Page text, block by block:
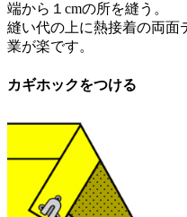
端から１cmの所を縫う。
縫い代の上に熱接着の両面
業が楽です。
カギホックをつける